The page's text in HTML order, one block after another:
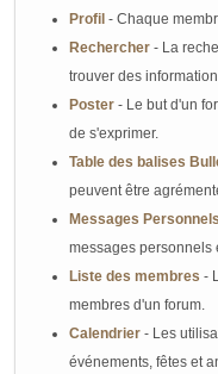
Profil - Chaque
Rechercher - La
trouver des
Poster - Le but d'un
de s'exprimer.
Table des balises
peuvent être
Messages Personnels
messages personnels
Liste des membres -
membres d'un forum.
Calendrier - Les
événements, fêtes et